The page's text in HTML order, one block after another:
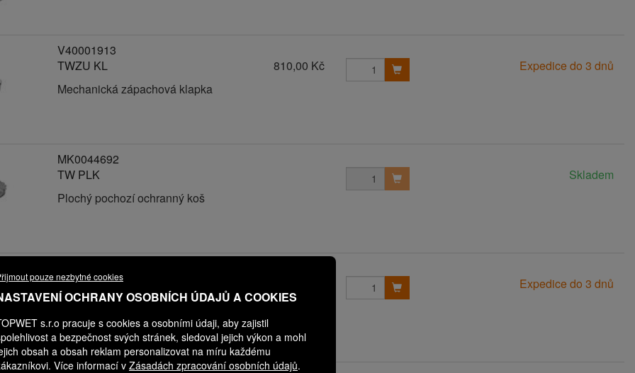
pouze nezbytné cookies
OCHRANY OSOBNÍCH ÚDAJŮ A COOKIES
s.r.o pracuje s cookies a osobními údaji, aby zajistil
a bezpečnost svých stránek, sledoval jejich výkon a mohl
obsah a obsah reklam personalizovat na míru každému
Více informací v Zásadách zpracování osobních údajů.
V40001913
TWZU KL
810,00 Kč
Expedice do 3 dnů
Mechanická zápachová klapka
MK0044692
TW PLK
Skladem
Plochý pochozí ochranný koš
TWOK v33
Expedice do 3 dnů
Perforovaný ochranný koš